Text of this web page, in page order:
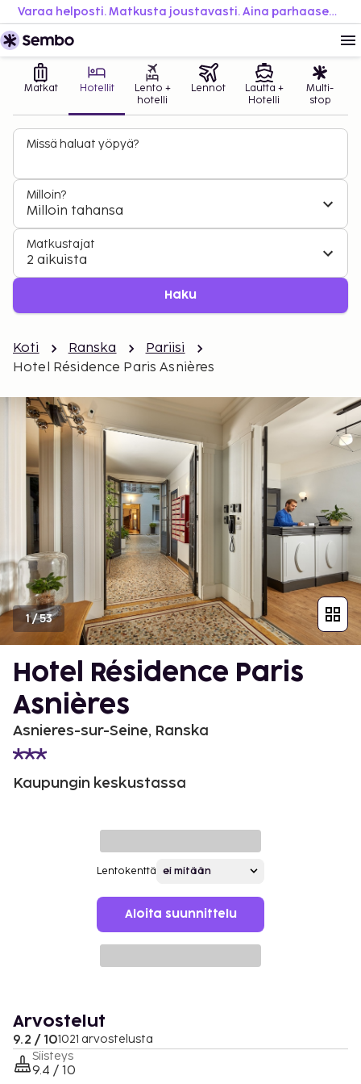
Varaa helposti. Matkusta joustavasti. Aina parhaaseen hintaan.
Matkat Hotellit
Lento +
hotelli
Lennot
Lautta +
Hotelli
Multi-
stop
Missä haluat yöpyä?
Milloin?
Milloin tahansa
Matkustajat
2 aikuista
Haku
Koti Ranska
Pariisi
Hotel Résidence Paris Asnières
1/53
Hotel Résidence Paris
Asnières
Asnieres-sur-Seine, Ranska
Kaupungin keskustassa
Lentokenttä
Aloita suunnittelu
Arvostelut
9.2 / 101021 arvostelusta
Siisteys
9.4 / 10